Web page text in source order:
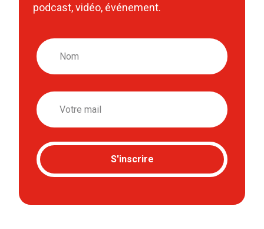
podcast, vidéo, événement.
Nom
Email
S'inscrire